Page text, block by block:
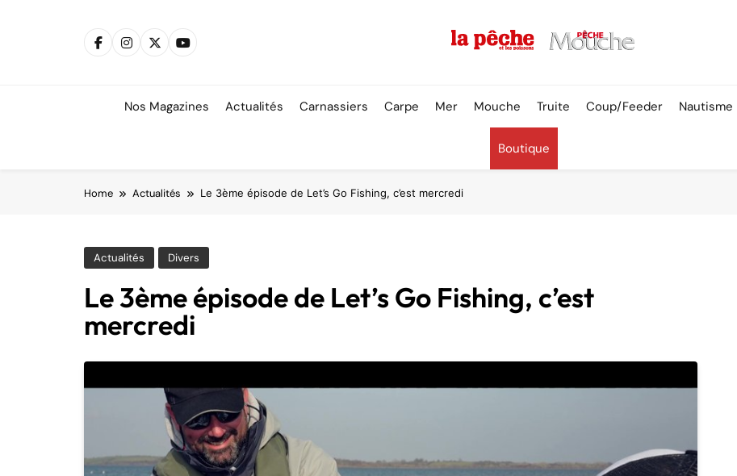
Nos Magazines Actualités Carnassiers Carpe Mer Mouche Truite Coup/Feeder Nautisme
Boutique
Home Actualités Le 3ème épisode de Let’s Go Fishing, c’est mercredi
Actualités Divers
Le 3ème épisode de Let’s Go Fishing, c’est
mercredi